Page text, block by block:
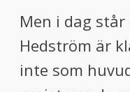
Men i dag
Hedström är
inte som